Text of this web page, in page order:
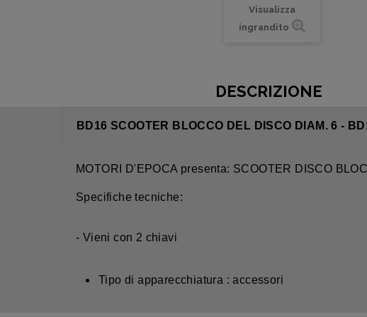
Visualizza
ingrandito
DESCRIZIONE
BD16 SCOOTER BLOCCO DEL DISCO DIAM. 6 -
MOTORI D'EPOCA presenta: SCOOTER DISCO
Specifiche tecniche:
- Vieni con 2 chiavi
Tipo di apparecchiatura : accessori